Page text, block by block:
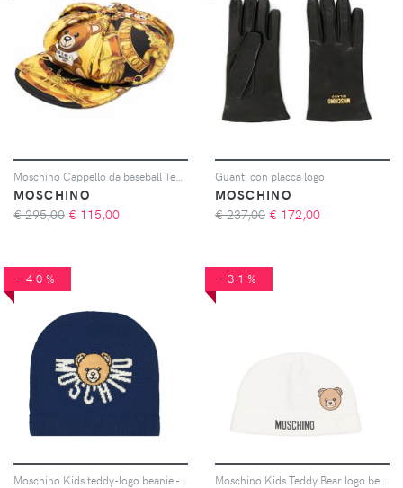
MOSCHINO
€ 295,00 € 115,00
Guanti con placca logo
MOSCHINO
€ 237,00 € 172,00
-40% -31%